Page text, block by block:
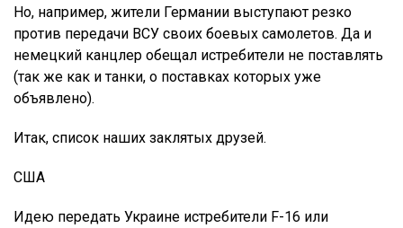
Но, например, жители Германии выступают резко
против передачи ВСУ своих боевых самолетов. Да и
немецкий канцлер обещал истребители не поставлять
(так же как и танки, о поставках которых уже
объявлено).
Итак, список наших заклятых друзей.
США
Идею передать Украине истребители F-16 или